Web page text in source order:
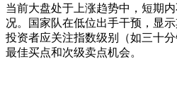
当前大盘处于上涨趋势中，短期
况。国家队在低位出手干预，显示
投资者应关注指数级别（如三十
最佳买点和次级卖点机会。